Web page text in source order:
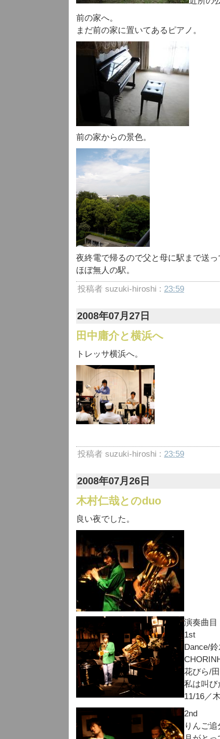
前の家へ。
まだ前の家に置いてあるピアノ。
前の家からの景色。
夜終電で帰るので父と母に駅まで送
ほぼ無人の駅。
投稿者 suzuki-hiroshi : 23:59
2008年07月27日
田中庸介と横浜へ
トレッサ横浜へ。
投稿者 suzuki-hiroshi : 23:59
2008年07月26日
木村仁哉とのduo
良い夜でした。
演奏曲目
1st
Dance/
花びら/
私は叫び
11/16／
2nd
りんご